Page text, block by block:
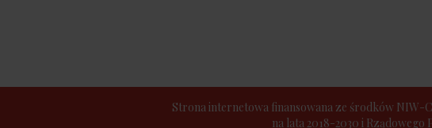
Strona internetowa finansowana ze środków NIW-
na lata 2018-2030 i